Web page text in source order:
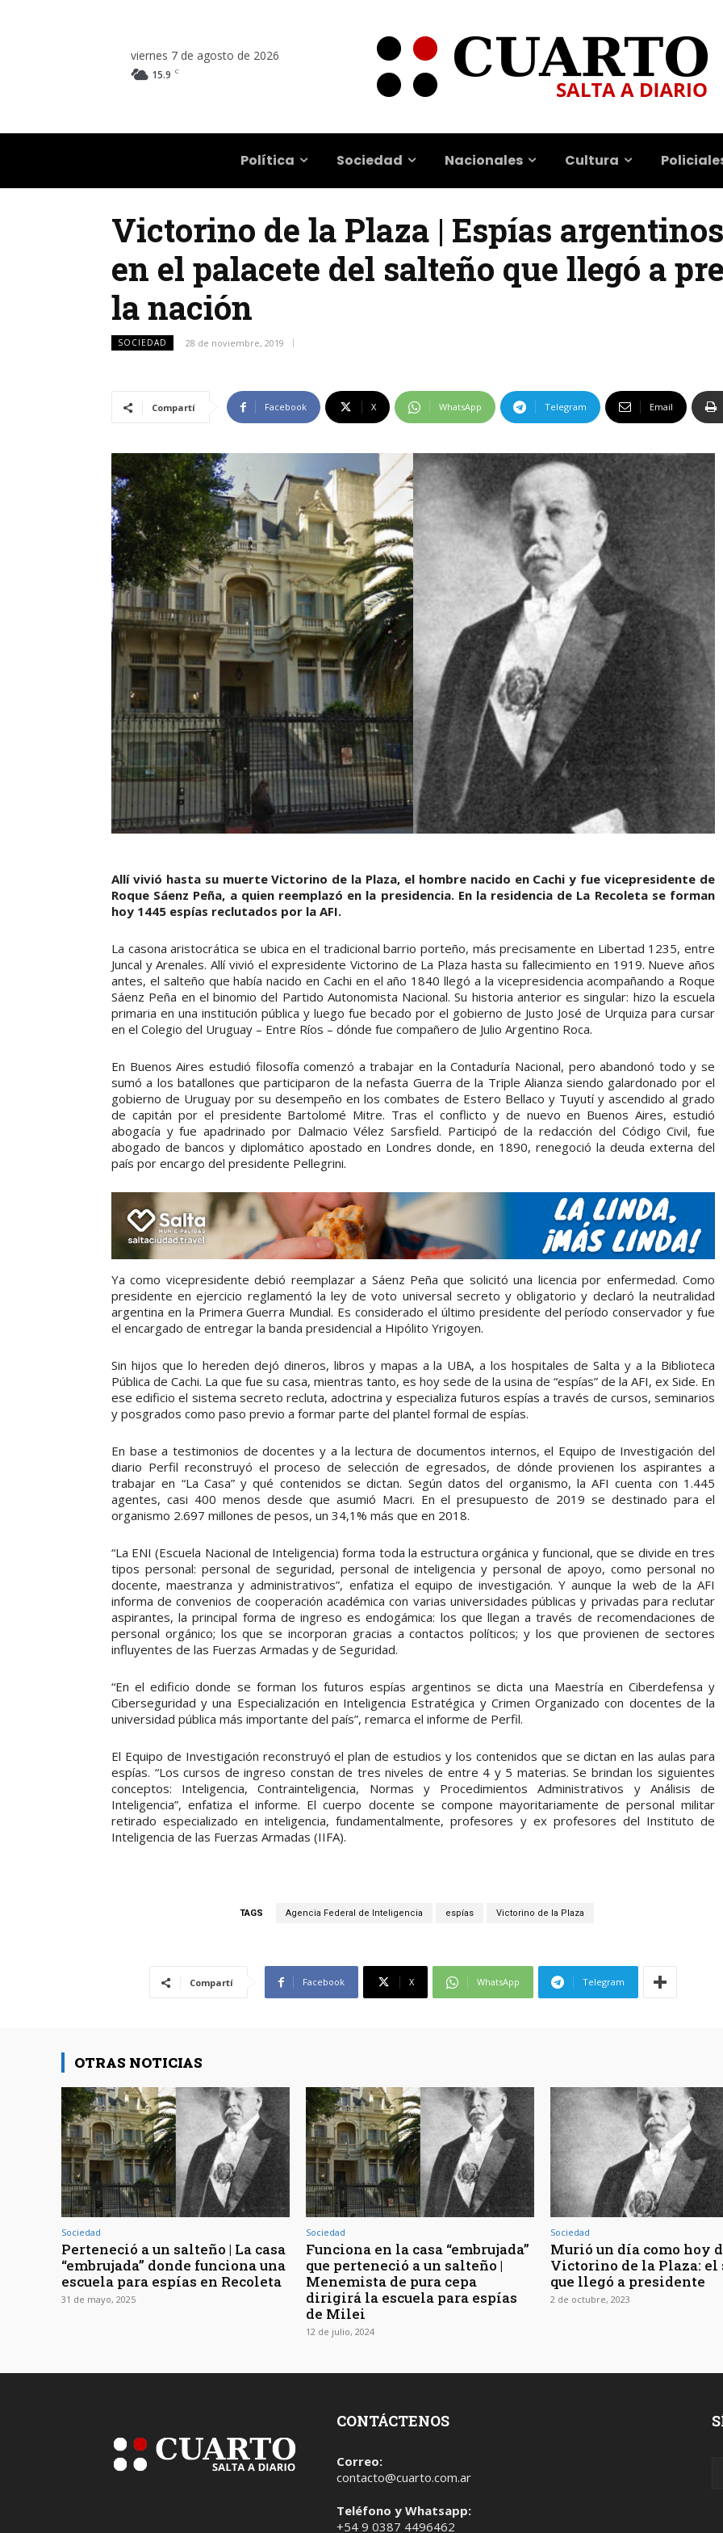
viernes 7 de agosto de 2026
15.9 C
Política Sociedad Nacionales Cultura
Victorino de la Plaza | Espías
en el palacete del salteño que llegó a
la nación
SOCIEDAD 28 de noviembre, 2019
Compartí Facebook X WhatsApp Telegram Email
Allí vivió hasta su muerte Victorino de la Plaza, el hombre nacido en Cachi y fue vicepresidente de
Roque Sáenz Peña, a quien reemplazó en la presidencia. En la residencia de La Recoleta se forman
hoy 1445 espías reclutados por la AFI.
La casona aristocrática se ubica en el tradicional barrio porteño, más precisamente en Libertad 1235, entre
Juncal y Arenales. Allí vivió el expresidente Victorino de La Plaza hasta su fallecimiento en 1919. Nueve años
antes, el salteño que había nacido en Cachi en el año 1840 llegó a la vicepresidencia acompañando a Roque
Sáenz Peña en el binomio del Partido Autonomista Nacional. Su historia anterior es singular: hizo la escuela
primaria en una institución pública y luego fue becado por el gobierno de Justo José de Urquiza para cursar
en el Colegio del Uruguay – Entre Ríos – dónde fue compañero de Julio Argentino Roca.
En Buenos Aires estudió filosofía comenzó a trabajar en la Contaduría Nacional, pero abandonó todo y se
sumó a los batallones que participaron de la nefasta Guerra de la Triple Alianza siendo galardonado por el
gobierno de Uruguay por su desempeño en los combates de Estero Bellaco y Tuyutí y ascendido al grado
de capitán por el presidente Bartolomé Mitre. Tras el conflicto y de nuevo en Buenos Aires, estudió
abogacía y fue apadrinado por Dalmacio Vélez Sarsfield. Participó de la redacción del Código Civil, fue
abogado de bancos y diplomático apostado en Londres donde, en 1890, renegoció la deuda externa del
país por encargo del presidente Pellegrini.
Ya como vicepresidente debió reemplazar a Sáenz Peña que solicitó una licencia por enfermedad. Como
presidente en ejercicio reglamentó la ley de voto universal secreto y obligatorio y declaró la neutralidad
argentina en la Primera Guerra Mundial. Es considerado el último presidente del período conservador y fue
el encargado de entregar la banda presidencial a Hipólito Yrigoyen.
Sin hijos que lo hereden dejó dineros, libros y mapas a la UBA, a los hospitales de Salta y a la Biblioteca
Pública de Cachi. La que fue su casa, mientras tanto, es hoy sede de la usina de “espías” de la AFI, ex Side. En
ese edificio el sistema secreto recluta, adoctrina y especializa futuros espías a través de cursos, seminarios
y posgrados como paso previo a formar parte del plantel formal de espías.
En base a testimonios de docentes y a la lectura de documentos internos, el Equipo de Investigación del
diario Perfil reconstruyó el proceso de selección de egresados, de dónde provienen los aspirantes a
trabajar en “La Casa” y qué contenidos se dictan. Según datos del organismo, la AFI cuenta con 1.445
agentes, casi 400 menos desde que asumió Macri. En el presupuesto de 2019 se destinado para el
organismo 2.697 millones de pesos, un 34,1% más que en 2018.
“La ENI (Escuela Nacional de Inteligencia) forma toda la estructura orgánica y funcional, que se divide en tres
tipos personal: personal de seguridad, personal de inteligencia y personal de apoyo, como personal no
docente, maestranza y administrativos”, enfatiza el equipo de investigación. Y aunque la web de la AFI
informa de convenios de cooperación académica con varias universidades públicas y privadas para reclutar
aspirantes, la principal forma de ingreso es endogámica: los que llegan a través de recomendaciones de
personal orgánico; los que se incorporan gracias a contactos políticos; y los que provienen de sectores
influyentes de las Fuerzas Armadas y de Seguridad.
“En el edificio donde se forman los futuros espías argentinos se dicta una Maestría en Ciberdefensa y
Ciberseguridad y una Especialización en Inteligencia Estratégica y Crimen Organizado con docentes de la
universidad pública más importante del país”, remarca el informe de Perfil.
El Equipo de Investigación reconstruyó el plan de estudios y los contenidos que se dictan en las aulas para
espías. “Los cursos de ingreso constan de tres niveles de entre 4 y 5 materias. Se brindan los siguientes
conceptos: Inteligencia, Contrainteligencia, Normas y Procedimientos Administrativos y Análisis de
Inteligencia”, enfatiza el informe. El cuerpo docente se compone mayoritariamente de personal militar
retirado especializado en inteligencia, fundamentalmente, profesores y ex profesores del Instituto de
Inteligencia de las Fuerzas Armadas (IIFA).
TAGS Agencia Federal de Inteligencia espías Victorino de la Plaza
Compartí Facebook X WhatsApp Telegram
OTRAS NOTICIAS
Sociedad
Perteneció a un salteño | La casa
“embrujada” donde funciona una
escuela para espías en Recoleta
31 de mayo, 2025
Sociedad
Funciona en la casa “embrujada”
que perteneció a un salteño |
Menemista de pura cepa
dirigirá la escuela para espías
de Milei
12 de julio, 2024
Sociedad
Murió un día como hoy
Victorino de la Plaza: el
que llegó a presidente
2 de octubre, 2023
CONTÁCTENOS
Correo:
contacto@cuarto.com.ar
Teléfono y Whatsapp:
+54 9 0387 4496462